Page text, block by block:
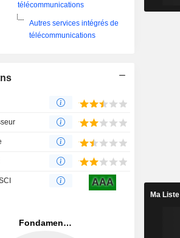
télécommunications
Autres services intégrés de
télécommunications
AAA
Ma Liste